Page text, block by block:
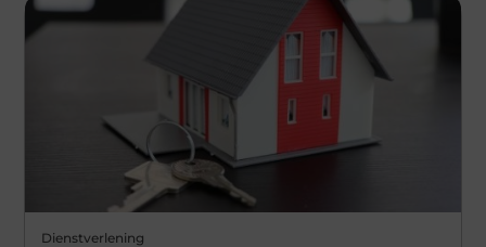
Dienstverlening